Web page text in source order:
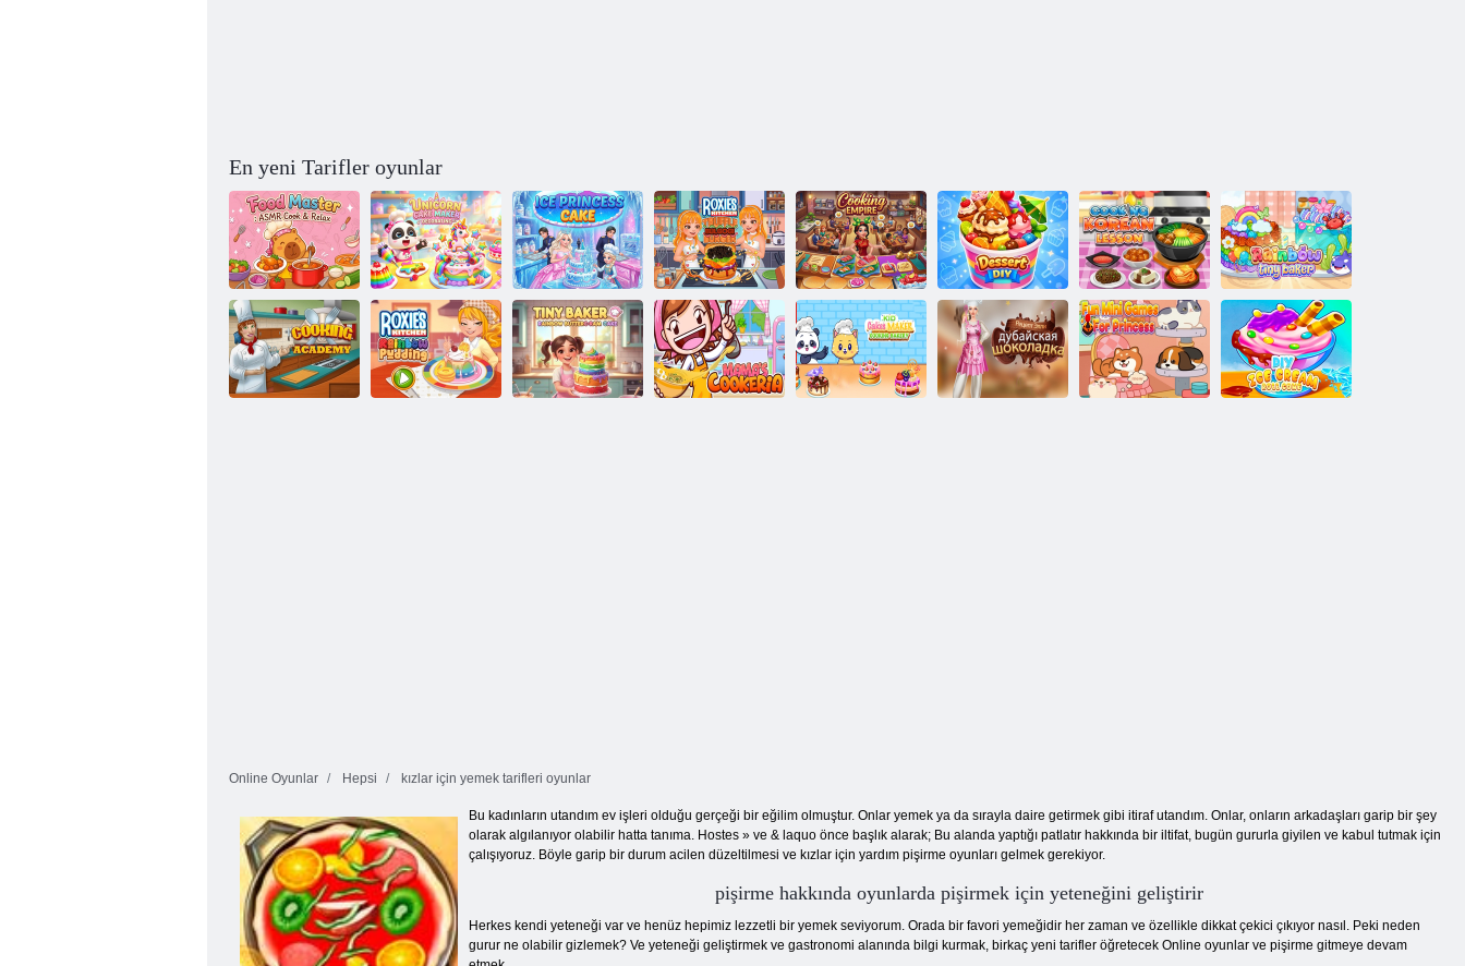
En yeni Tarifler oyunlar
Yemek Ustası:
ASMR Cook &
Relax
Tek Boynuzlu
Kek Makinesi
Dekorasyonu
Buz Prensesi
Pastası
Roxie'nin
Mutfağı: Trüf
Bulgogi Burger
Yemek
İmparatorluğu
Tatlı Kendin Yap
Korece Yemek
Pişirme Dersleri
Gökkuşağı
Minik Fırıncı
Online Oyunlar Hepsi kızlar için yemek tarifleri oyunlar
Bu kadınların utandım ev işleri olduğu gerçeği bir eğilim olmuştur. Onlar yemek ya da sırayla daire getirmek gibi itiraf utandım. Onlar, onların arkadaşları garip bir şey
olarak algılanıyor olabilir hatta tanıma. Hostes » ve & laquo önce başlık alarak; Bu alanda yaptığı patlatır hakkında bir iltifat, bugün gururla giyilen ve kabul tutmak için
çalışıyoruz. Böyle garip bir durum acilen düzeltilmesi ve kızlar için yardım pişirme oyunları gelmek gerekiyor.
pişirme hakkında oyunlarda pişirmek için yeteneğini geliştirir
Herkes kendi yeteneği var ve henüz hepimiz lezzetli bir yemek seviyorum. Orada bir favori yemeğidir her zaman ve özellikle dikkat çekici çıkıyor nasıl. Peki neden
gurur ne olabilir gizlemek? Ve yeteneği geliştirmek ve gastronomi alanında bilgi kurmak, birkaç yeni tarifler öğretecek Online oyunlar ve pişirme gitmeye devam